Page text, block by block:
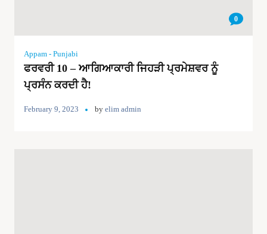
0
Appam - Punjabi
ਫਰਵਰੀ 10 – ਆਗਿਆਕਾਰੀ ਜਿਹੜੀ ਪ੍ਰਮੇਸ਼ਵਰ ਨੂੰ
ਪ੍ਰਸੰਨ ਕਰਦੀ ਹੈ!
February 9, 2023 by elim admin